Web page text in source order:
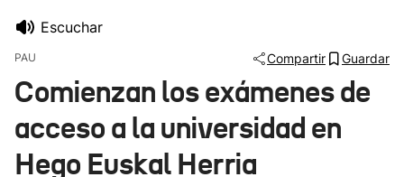
Ikusmiran
Eguraldia
Escuchar
PAU Compartir Guardar
Comienzan los exámenes de
acceso a la universidad en
Hego Euskal Herria